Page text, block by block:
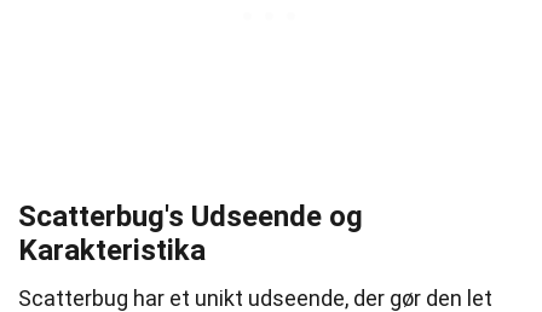
Scatterbug's Udseende og
Karakteristika
Scatterbug har et unikt udseende, der gør den let